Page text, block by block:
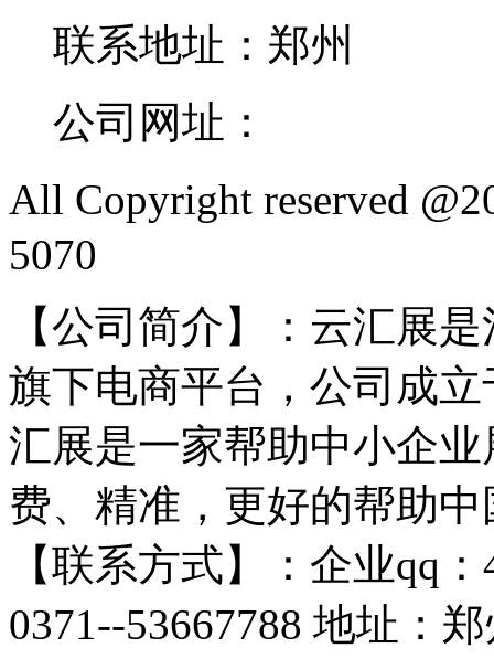
联系地址：郑州
公司网址：
All Copyright reserved
5070
【公司简介】：云汇展
旗下电商平台，公司成
汇展是一家帮助中小企
费、精准，更好的帮助
【联系方式】：企业qq
0371--53667788 地址：